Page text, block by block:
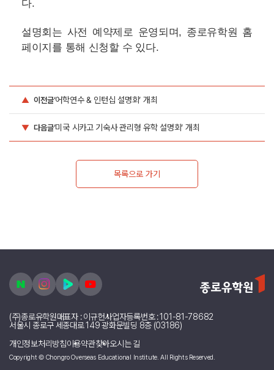
(주)종로유학원대표자 : 이규헌사업자등록번호 : 101-81-78682
서울시 종로구 세종대로 149 광화문빌딩 8층 (03186)
개인정보처리방침이용약관 찾아오시는 길
Copyright © Chongro Overseas Educational Institute. All Rights Reserved.